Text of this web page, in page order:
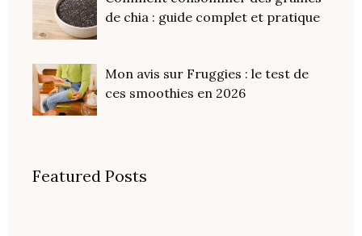
de chia : guide complet et pratique
Mon avis sur Fruggies : le test de
ces smoothies en 2026
Featured Posts